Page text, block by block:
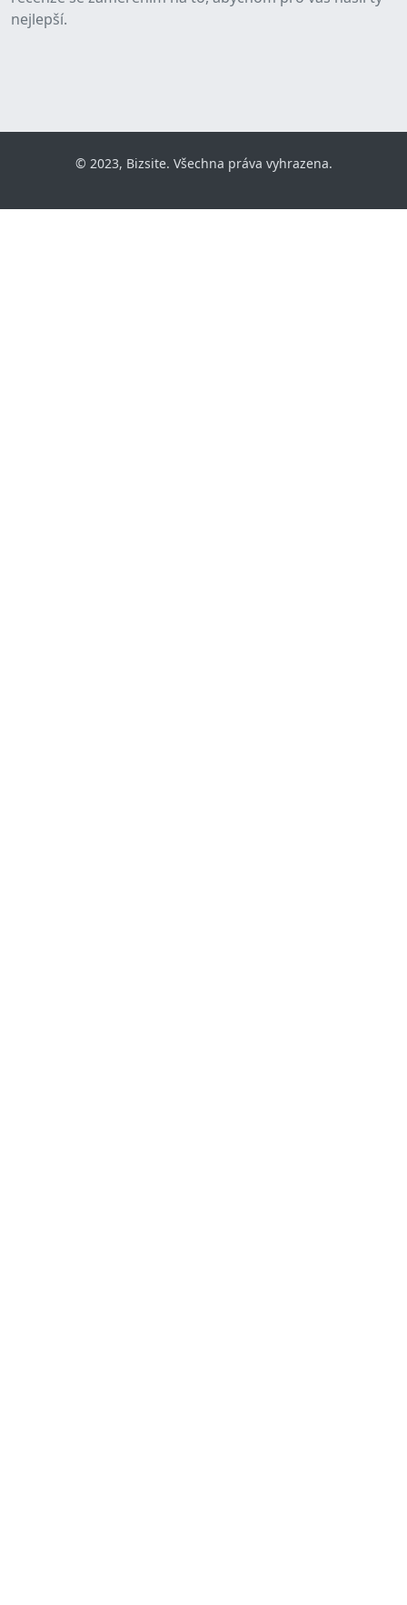
nejlepší.
© 2023, Bizsite. Všechna práva vyhrazena.